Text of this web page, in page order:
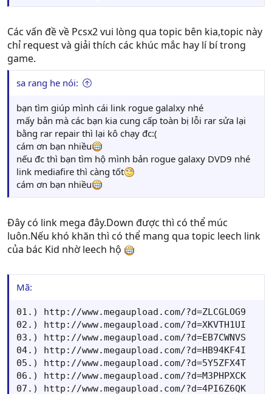
Các vấn đề về Pcsx2 vui lòng qua topic bên kia,topic này
chỉ request và giải thích các khúc mắc hay lí bí trong
game.
sa rang he nói:
bạn tìm giúp mình cái link rogue galalxy nhé
mấy bản mà các bạn kia cung cấp toàn bị lỗi rar sửa lại
bằng rar repair thì lại kô chạy đc:(
cám ơn bạn nhiều
nếu đc thì bạn tìm hộ mình bản rogue galaxy DVD9 nhé
link mediafire thì càng tốt
cám ơn bạn nhiều
Đây có link mega đây.Down được thì có thể múc
luôn.Nếu khó khăn thì có thể mang qua topic leech link
của bác Kid nhờ leech hộ
Mã:
01.) http://www.megaupload.com/?d=ZLCGLOG9
02.) http://www.megaupload.com/?d=XKVTH1UI
03.) http://www.megaupload.com/?d=EB7CWNVS
04.) http://www.megaupload.com/?d=HB94KF4I
05.) http://www.megaupload.com/?d=5Y5ZFX4T
06.) http://www.megaupload.com/?d=M3PHPXCK
07.) http://www.megaupload.com/?d=4PI6Z6QK